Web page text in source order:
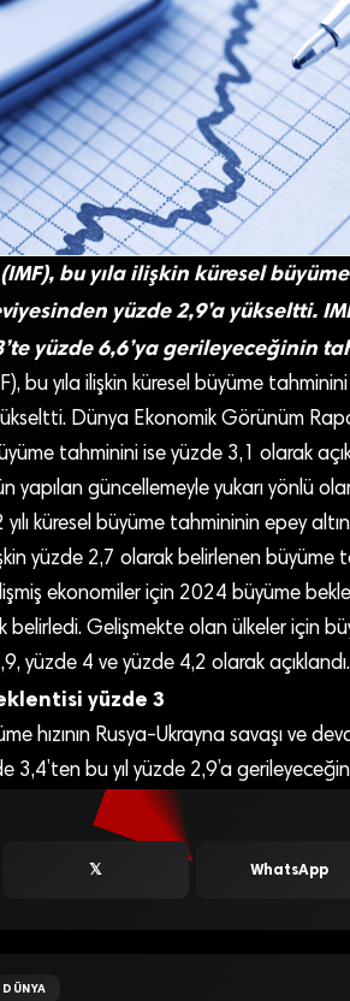
(IMF), bu yıla ilişkin küresel
yüzde 2,9’a yükseltti.
yüzde 6,6’ya gerileyeceğinin
bu yıla ilişkin küresel büyüme tahminini
Dünya Ekonomik Görünüm
tahminini ise yüzde 3,1 olarak
yapılan güncellemeyle yukarı yönlü
küresel büyüme tahmininin epey
yüzde 2,7 olarak belirlenen büyüme
ekonomiler için 2024 büyüme
belirledi. Gelişmekte olan ülkeler için
yüzde 4 ve yüzde 4,2 olarak açıklandı.
yüzde 3
hızının Rusya-Ukrayna savaşı ve
3,4’ten bu yıl yüzde 2,9’a
𝕏 WhatsApp
DÜNYA